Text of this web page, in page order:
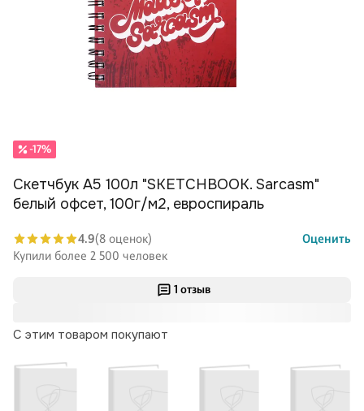
1 отзыв
С этим товаром покупают
-17%
Скетчбук А5 100л "SKETСHBOOK. Sarcasm"
белый офсет, 100г/м2, евроспираль
4.9(8 оценок)
Оценить
Купили более 2 500 человек